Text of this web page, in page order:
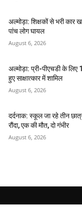
अल्मोड़ा: शिक्षकों से भरी कार
पांच लोग घायल
August 6, 2026
अल्मोड़ा: प्री-पीएचडी के लिए
हुए साक्षात्कार में शामिल
August 6, 2026
दर्दनाक: स्कूल जा रहे तीन
रौंदा, एक की मौत, दो गंभीर
August 6, 2026